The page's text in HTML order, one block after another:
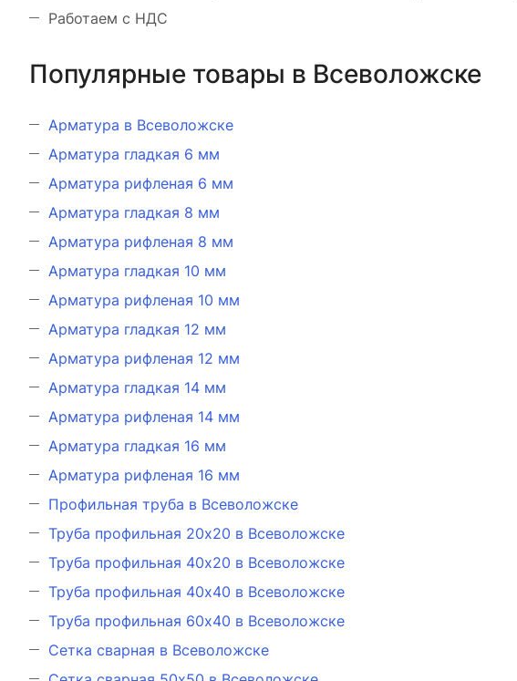
Работаем с НДС
Популярные товары в Всеволожске
Арматура в Всеволожске
Арматура гладкая 6 мм
Арматура рифленая 6 мм
Арматура гладкая 8 мм
Арматура рифленая 8 мм
Арматура гладкая 10 мм
Арматура рифленая 10 мм
Арматура гладкая 12 мм
Арматура рифленая 12 мм
Арматура гладкая 14 мм
Арматура рифленая 14 мм
Арматура гладкая 16 мм
Арматура рифленая 16 мм
Профильная труба в Всеволожске
Труба профильная 20х20 в Всеволожске
Труба профильная 40х20 в Всеволожске
Труба профильная 40х40 в Всеволожске
Труба профильная 60х40 в Всеволожске
Сетка сварная в Всеволожске